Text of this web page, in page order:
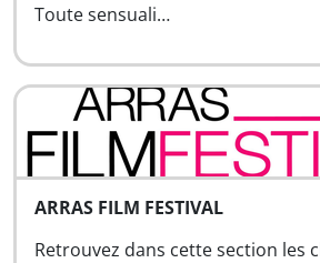
Toute sensuali…
ARRAS FILM FESTIVAL
Retrouvez dans cette section les